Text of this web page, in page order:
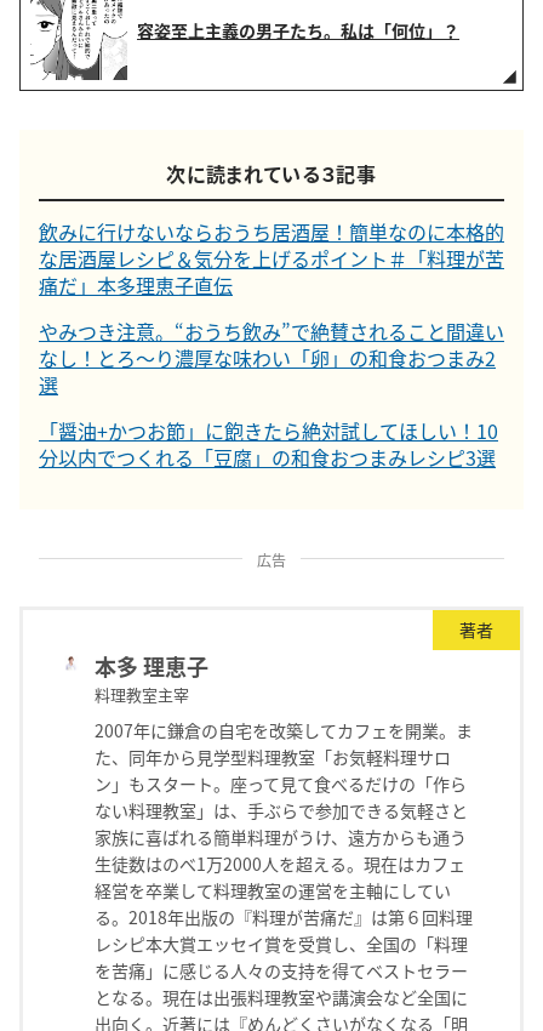
容姿至上主義の男子たち。私は「何位」？
次に読まれている３記事
飲みに行けないならおうち居酒屋！簡単なのに本格的
な居酒屋レシピ＆気分を上げるポイント＃「料理が苦
痛だ」本多理恵子直伝
やみつき注意。“おうち飲み”で絶賛されること間違い
なし！とろ～り濃厚な味わい「卵」の和食おつまみ2
選
「醤油+かつお節」に飽きたら絶対試してほしい！10
分以内でつくれる「豆腐」の和食おつまみレシピ3選
広告
著者
本多 理恵子
料理教室主宰
2007年に鎌倉の自宅を改築してカフェを開業。ま
た、同年から見学型料理教室「お気軽料理サロ
ン」もスタート。座って見て食べるだけの「作ら
ない料理教室」は、手ぶらで参加できる気軽さと
家族に喜ばれる簡単料理がうけ、遠方からも通う
生徒数はのべ1万2000人を超える。現在はカフェ
経営を卒業して料理教室の運営を主軸にしてい
る。2018年出版の『料理が苦痛だ』は第６回料理
レシピ本大賞エッセイ賞を受賞し、全国の「料理
を苦痛」に感じる人々の支持を得てベストセラー
となる。現在は出張料理教室や講演会など全国に
出向く。近著には『めんどくさいがなくなる「明